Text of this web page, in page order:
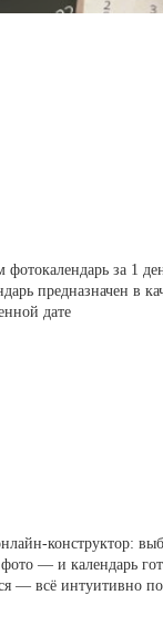
фотокалендарь за 1
предназначен в
дате
конструктор:
фото — и календарь
— всё интуитивно